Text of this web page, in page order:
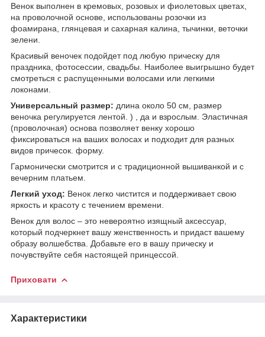
Венок выполнен в кремовых, розовых и фиолетовых цветах,
на проволочной основе, использованы розочки из
фоамирана, глянцевая и сахарная калина, тычинки, веточки
зелени.
Красивый веночек подойдет под любую прическу для
праздника, фотосессии, свадьбы. Наиболее выигрышно будет
смотреться с распущенными волосами или легкими
локонами.
Универсальный размер: длина около 50 см, размер
веночка регулируется лентой. ) , да и взрослым. Эластичная
(проволочная) основа позволяет венку хорошо
фиксироваться на ваших волосах и подходит для разных
видов причесок. форму.
Гармонически смотрится и с традиционной вышиванкой и с
вечерним платьем.
Легкий уход: Венок легко чистится и поддерживает свою
яркость и красоту с течением времени.
Венок для волос – это невероятно изящный аксессуар,
который подчеркнет вашу женственность и придаст вашему
образу волшебства. Добавьте его в вашу прическу и
почувствуйте себя настоящей принцессой.
Приховати
Характеристики